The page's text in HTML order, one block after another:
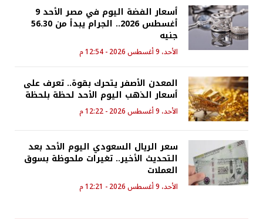
أسعار الفضة اليوم في مصر الأحد 9
أغسطس 2026.. الجرام يبدأ من 56.30
جنيه
الأحد، 9 أغسطس 2026 - 12:54 م
المعدن الأصفر يتحرك بقوة.. تعرف على
أسعار الذهب اليوم الأحد لحظة بلحظة
الأحد، 9 أغسطس 2026 - 12:22 م
سعر الريال السعودي اليوم الأحد بعد
التحديث الأخير.. تغيرات ملحوظة بسوق
العملات
الأحد، 9 أغسطس 2026 - 12:21 م